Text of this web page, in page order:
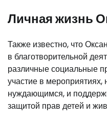
Личная жизнь
Также известно, что
в благотворительной
различные социальные
участие в
нуждающимся, и
защитой прав детей и